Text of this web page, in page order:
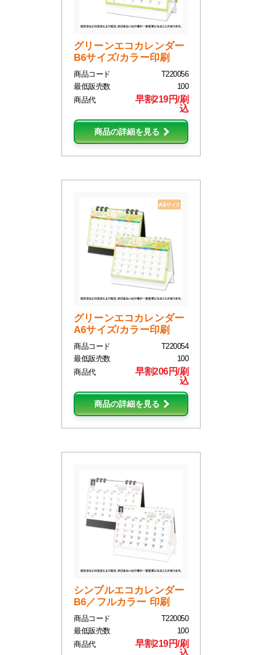
グリーンエコカレンダー
B6サイズ/カラー印刷
商品コード
T220056
最低販売数
100
商品代
早割219円/刷
込
商品の詳細を見る
グリーンエコカレンダー
A6サイズ/カラー印刷
商品コード
T220054
最低販売数
100
商品代
早割206円/刷
込
商品の詳細を見る
シンプルエコカレンダー
B6／フルカラー 印刷
商品コード
T220050
最低販売数
100
商品代
早割219円/刷
込